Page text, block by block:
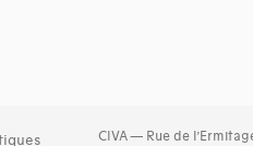
CIVA — Rue de